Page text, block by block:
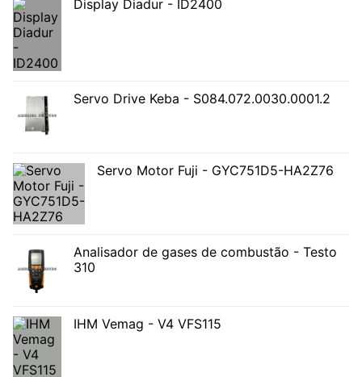
Display Diadur - ID2400
Servo Drive Keba - S084.072.0030.0001.2
Servo Motor Fuji - GYC751D5-HA2Z76
Analisador de gases de combustão - Testo
310
IHM Vemag - V4 VFS115